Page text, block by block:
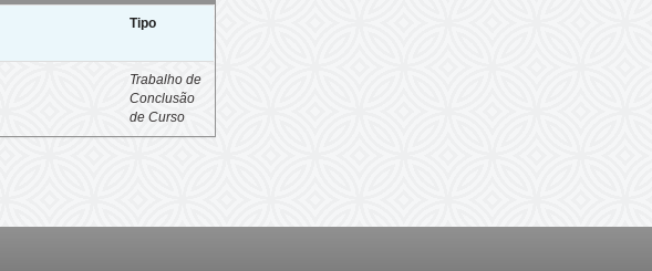
Tipo
Trabalho de
Conclusão
de Curso